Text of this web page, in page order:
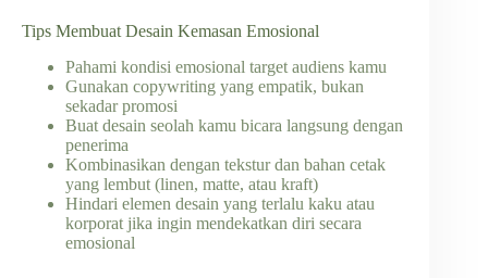
Tips Membuat Desain Kemasan Emosional
Pahami kondisi emosional target audiens kamu
Gunakan copywriting yang empatik, bukan
sekadar promosi
Buat desain seolah kamu bicara langsung dengan
penerima
Kombinasikan dengan tekstur dan bahan cetak
yang lembut (linen, matte, atau kraft)
Hindari elemen desain yang terlalu kaku atau
korporat jika ingin mendekatkan diri secara
emosional